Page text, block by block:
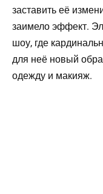
заставить её
заимело эффект.
шоу, где
для неё новый
одежду и макияж.